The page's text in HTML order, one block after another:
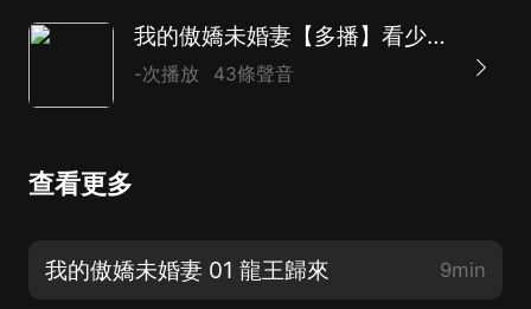
我的傲嬌未婚妻【多播】看少年兵王如何在亂世 ：拳打惡霸，腳踢色狼
-次播放 43條聲音
查看更多
我的傲嬌未婚妻 01 龍王歸來 9min